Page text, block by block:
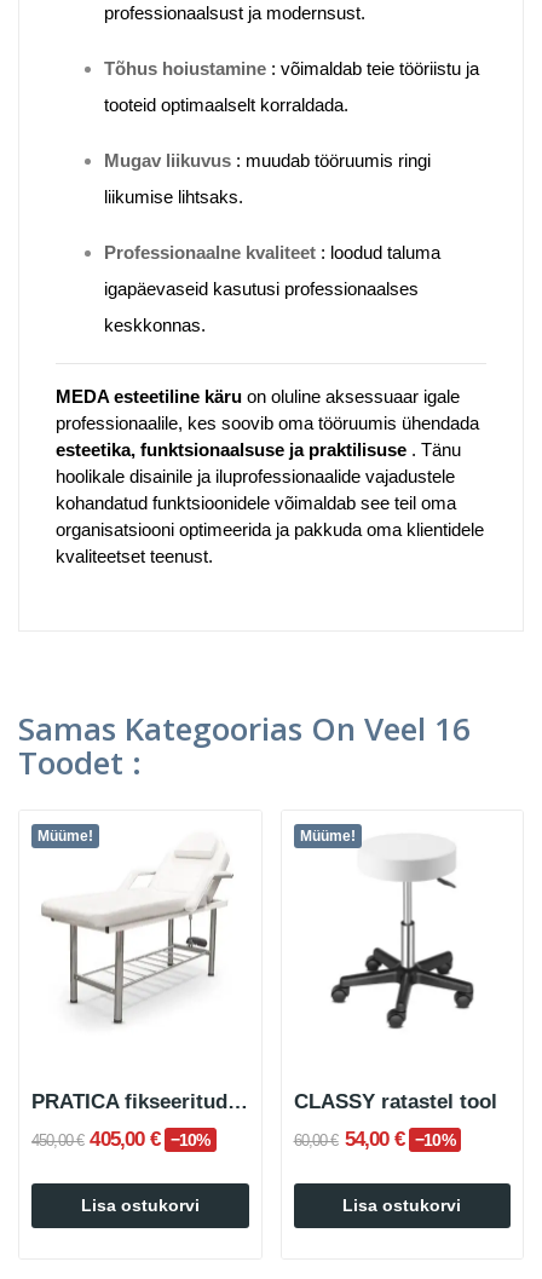
professionaalsust ja modernsust.
Tõhus hoiustamine : võimaldab teie tööriistu ja
tooteid optimaalselt korraldada.
Mugav liikuvus : muudab tööruumis ringi
liikumise lihtsaks.
Professionaalne kvaliteet : loodud taluma
igapäevaseid kasutusi professionaalses
keskkonnas.
MEDA esteetiline käru on oluline aksessuaar igale
professionaalile, kes soovib oma tööruumis ühendada
esteetika, funktsionaalsuse ja praktilisuse . Tänu
hoolikale disainile ja iluprofessionaalide vajadustele
kohandatud funktsioonidele võimaldab see teil oma
organisatsiooni optimeerida ja pakkuda oma klientidele
kvaliteetset teenust.
Samas Kategoorias On Veel 16
Toodet :
Müüme!
PRATICA fikseeritud iluhoolduslaud
450,00 € 405,00 € −10%
Lisa ostukorvi
Müüme!
CLASSY ratastel tool
60,00 € 54,00 € −10%
Lisa ostukorvi